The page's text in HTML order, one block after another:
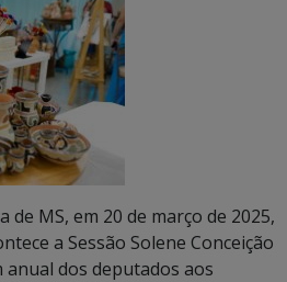
de MS, em 20 de março de 2025,
a Sessão Solene Conceição
dos deputados aos